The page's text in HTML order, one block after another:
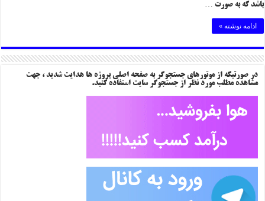
باشد که به صورت …
ادامه نوشته »
در صورتیکه از موتورهای جستجوگر به صفحه اصلی پروژه ها هدایت شدید ، جهت
مشاهده مطلب مورد نظر از جستجوگر سایت استفاده کنید.